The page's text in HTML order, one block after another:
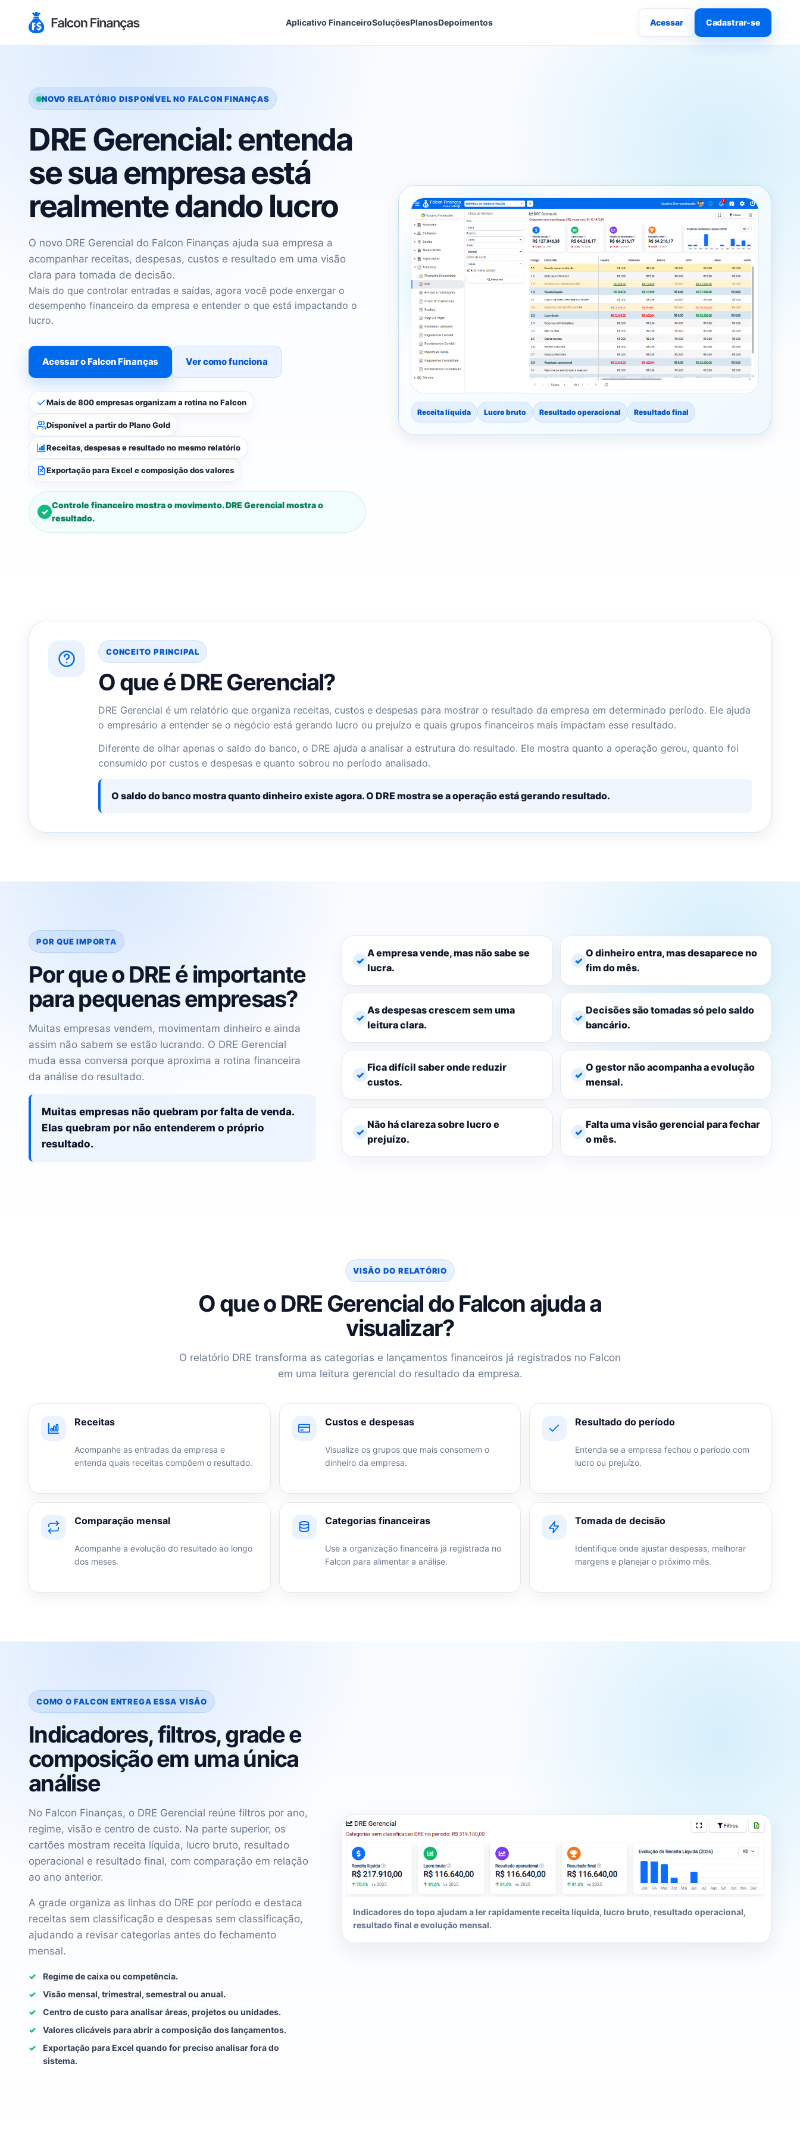
Aplicativo FinanceiroSoluçõesPlanosDepoimentos Acessar Cadastrar-se
NOVO RELATÓRIO DISPONÍVEL NO FALCON FINANÇAS
DRE Gerencial: entenda
se sua empresa está
realmente dando lucro
O novo DRE Gerencial do Falcon Finanças ajuda sua empresa a
acompanhar receitas, despesas, custos e resultado em uma visão
clara para tomada de decisão.
Mais do que controlar entradas e saídas, agora você pode enxergar o
desempenho financeiro da empresa e entender o que está impactando o
lucro.
Acessar o Falcon Finanças Ver como funciona
Mais de 800 empresas organizam a rotina no Falcon
Disponível a partir do Plano Gold
Receitas, despesas e resultado no mesmo relatório
Exportação para Excel e composição dos valores
Controle financeiro mostra o movimento. DRE Gerencial mostra o
resultado.
Receita líquida Lucro bruto Resultado operacional Resultado final
CONCEITO PRINCIPAL
O que é DRE Gerencial?
DRE Gerencial é um relatório que organiza receitas, custos e despesas para mostrar o resultado da empresa em determinado período. Ele ajuda
o empresário a entender se o negócio está gerando lucro ou prejuízo e quais grupos financeiros mais impactam esse resultado.
Diferente de olhar apenas o saldo do banco, o DRE ajuda a analisar a estrutura do resultado. Ele mostra quanto a operação gerou, quanto foi
consumido por custos e despesas e quanto sobrou no período analisado.
O saldo do banco mostra quanto dinheiro existe agora. O DRE mostra se a operação está gerando resultado.
POR QUE IMPORTA
Por que o DRE é importante
para pequenas empresas?
Muitas empresas vendem, movimentam dinheiro e ainda
assim não sabem se estão lucrando. O DRE Gerencial
muda essa conversa porque aproxima a rotina financeira
da análise do resultado.
Muitas empresas não quebram por falta de venda.
Elas quebram por não entenderem o próprio
resultado.
A empresa vende, mas não sabe se
lucra.
O dinheiro entra, mas desaparece no
fim do mês.
As despesas crescem sem uma
leitura clara.
Decisões são tomadas só pelo saldo
bancário.
Fica difícil saber onde reduzir
custos.
O gestor não acompanha a evolução
mensal.
Não há clareza sobre lucro e
prejuízo.
Falta uma visão gerencial para fechar
o mês.
VISÃO DO RELATÓRIO
O que o DRE Gerencial do Falcon ajuda a
visualizar?
O relatório DRE transforma as categorias e lançamentos financeiros já registrados no Falcon
em uma leitura gerencial do resultado da empresa.
Receitas
Acompanhe as entradas da empresa e
entenda quais receitas compõem o resultado.
Custos e despesas
Visualize os grupos que mais consomem o
dinheiro da empresa.
Resultado do período
Entenda se a empresa fechou o período com
lucro ou prejuízo.
Comparação mensal
Acompanhe a evolução do resultado ao longo
dos meses.
Categorias financeiras
Use a organização financeira já registrada no
Falcon para alimentar a análise.
Tomada de decisão
Identifique onde ajustar despesas, melhorar
margens e planejar o próximo mês.
COMO O FALCON ENTREGA ESSA VISÃO
Indicadores, filtros, grade e
composição em uma única
análise
No Falcon Finanças, o DRE Gerencial reúne filtros por ano,
regime, visão e centro de custo. Na parte superior, os
cartões mostram receita líquida, lucro bruto, resultado
operacional e resultado final, com comparação em relação
ao ano anterior.
A grade organiza as linhas do DRE por período e destaca
receitas sem classificação e despesas sem classificação,
ajudando a revisar categorias antes do fechamento
mensal.
Regime de caixa ou competência.
Visão mensal, trimestral, semestral ou anual.
Centro de custo para analisar áreas, projetos ou unidades.
Valores clicáveis para abrir a composição dos lançamentos.
Exportação para Excel quando for preciso analisar fora do
sistema.
Indicadores do topo ajudam a ler rapidamente receita líquida, lucro bruto, resultado operacional,
resultado final e evolução mensal.